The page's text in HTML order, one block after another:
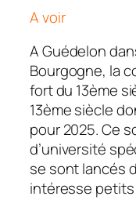
A voir
A Guédelon
Bourgogne, la
fort du 13ème
13ème siècle
pour 2025. Ce
d’université
se sont lancés
intéresse